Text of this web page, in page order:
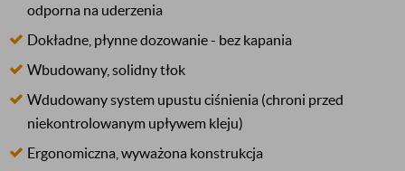
odporna na uderzenia
Dokładne, płynne dozowanie - bez kapania
Wbudowany, solidny tłok
Wdudowany system upustu ciśnienia (chroni przed
niekontrolowanym upływem kleju)
Ergonomiczna, wyważona konstrukcja